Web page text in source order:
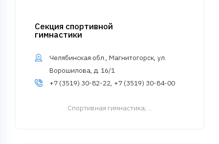
Секция спортивной
гимнастики
Челябинская обл., Магнитогорск, ул.
Ворошилова, д. 16/1
+7 (3519) 30-82-22, +7 (3519) 30-84-00
Спортивная гимнастика; ...